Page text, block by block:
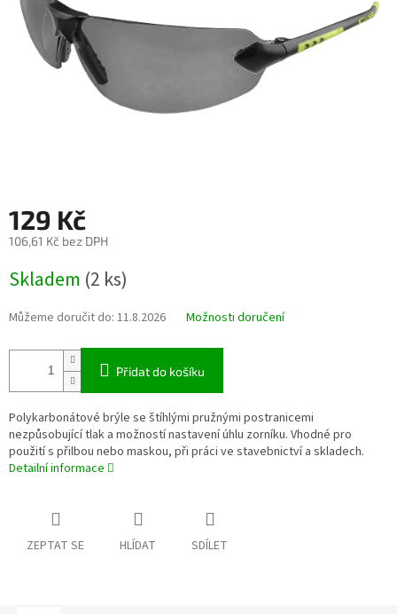
129 Kč
106,61 Kč bez DPH
cena:
Skladem (2 ks)
Můžeme doručit do: 11.8.2026 Možnosti doručení
Přidat do košíku
Polykarbonátové brýle se štíhlými pružnými postranicemi
nezpůsobující tlak a možností nastavení úhlu zorníku. Vhodné pro
použití s přilbou nebo maskou, při práci ve stavebnictví a skladech.
Detailní informace
ZEPTAT SE HLÍDAT SDÍLET